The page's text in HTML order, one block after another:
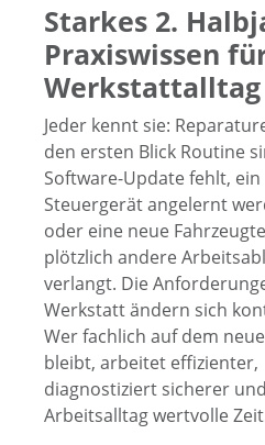
Starkes 2.
Praxiswissen
Werkstattalltag
Jeder kennt sie:
den ersten Blick Routine
Software-Update fehlt, ein
Steuergerät angelernt
oder eine neue
plötzlich andere
verlangt. Die
Werkstatt ändern sich
Wer fachlich auf dem
bleibt, arbeitet effizienter,
diagnostiziert sicherer
Arbeitsalltag wertvolle